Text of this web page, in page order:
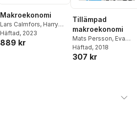
Makroekonomi
Lars Calmfors, Harry
Flam,John Hassler
Krusell
Häftad, 2023
889 kr
Tillämpad
makroekonomi
Mats Persson, Eva
Skult,Lars Calmfors
Peter Englund
Häftad, 2018
307 kr